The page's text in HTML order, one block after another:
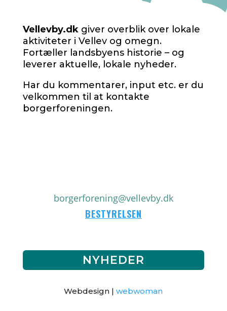
Vellevby.dkgiver overblik over lokale
aktiviteter i Vellev og omegn.
Fortæller landsbyens historie – og
leverer aktuelle, lokale nyheder.
Har du kommentarer, input etc. er du
velkommen til at kontakte
borgerforeningen.
borgerforening@vellevby.dk
BESTYRELSEN
NYHEDER
Webdesign |webwoman